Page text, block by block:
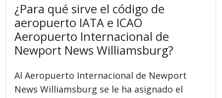
¿Para qué sirve el código de
aeropuerto IATA e ICAO
Aeropuerto Internacional de
Newport News Williamsburg?
Al Aeropuerto Internacional de Newport
News Williamsburg se le ha asignado el